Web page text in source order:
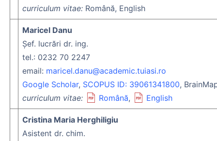
curriculum vitae: Română, English
Maricel Danu
Şef. lucrări dr. ing.
tel.: 0232 70 2247
email: maricel.danu@academic.tuiasi.ro
Google Scholar, SCOPUS ID: 39061341800,
curriculum vitae:
Română, English
Cristina Maria Herghiligiu
Asistent dr. chim.